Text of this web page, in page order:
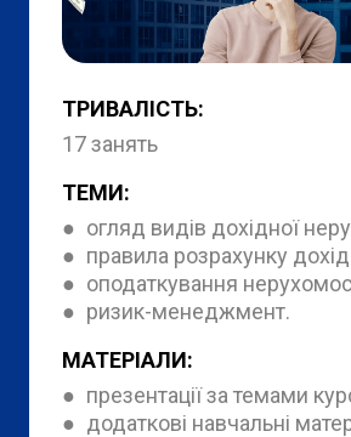
ТРИВАЛІСТЬ:
17 занять
ТЕМИ:
● огляд видів дохідної
● правила розрахунку
● оподаткування
● ризик-менеджмент.
МАТЕРІАЛИ:
● презентації за темами
● додаткові навчальні